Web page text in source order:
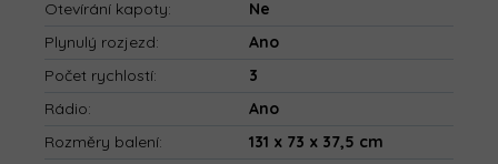
Otevírání kapoty:
Ne
Plynulý rozjezd:
Ano
Počet rychlostí:
3
Rádio:
Ano
Rozměry balení:
131 x 73 x 37,5 cm